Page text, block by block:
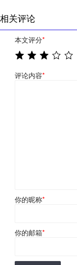
相关评论
本文评分*
评论内容*
你的昵称*
你的邮箱*